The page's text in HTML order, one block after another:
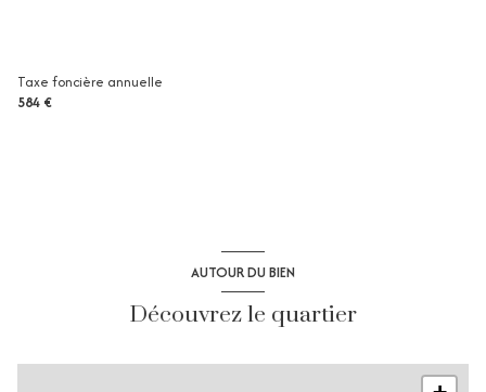
Taxe foncière annuelle
584 €
AUTOUR DU BIEN
Découvrez le quartier